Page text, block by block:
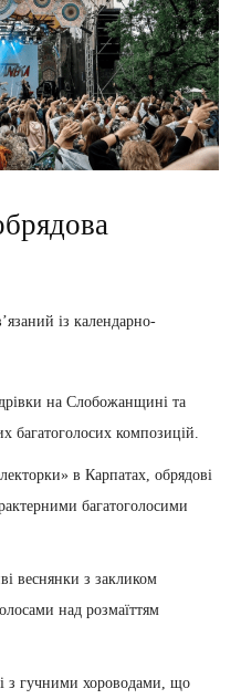
із календарно-
на Слобожанщині та
багатоголосих композицій.
в Карпатах, обрядові
багатоголосими
веснянки з закликом
над розмаїттям
з гучними хороводами, що